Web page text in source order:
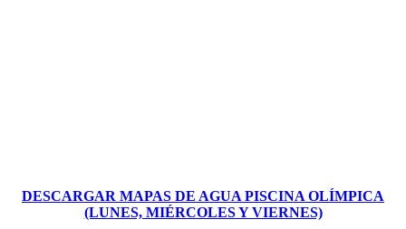
DESCARGAR MAPAS DE AGUA PISCINA OLÍMPICA
(LUNES, MIÉRCOLES Y VIERNES)